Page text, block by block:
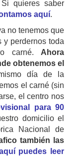
quieres saber
aquí.
no tenemos que
y perdernos toda
carné. Ahora
obtenemos el
día de la
el carné (sin
el centro nos
para 90
domicilio el
Nacional de
también las
puedes leer